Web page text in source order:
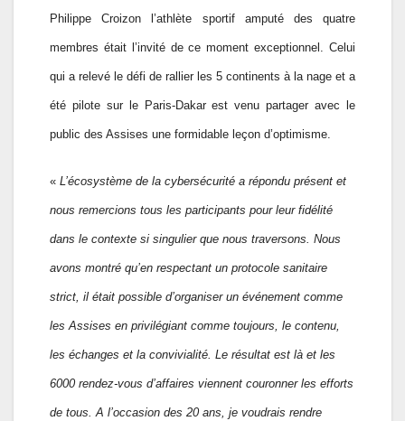
Philippe Croizon l’athlète sportif amputé des quatre
membres était l’invité de ce moment exceptionnel. Celui
qui a relevé le défi de rallier les 5 continents à la nage et a
été pilote sur le Paris-Dakar est venu partager avec le
public des Assises une formidable leçon d’optimisme.
« L’écosystème de la cybersécurité a répondu présent et
nous remercions tous les participants pour leur fidélité
dans le contexte si singulier que nous traversons. Nous
avons montré qu’en respectant un protocole sanitaire
strict, il était possible d’organiser un événement comme
les Assises en privilégiant comme toujours, le contenu,
les échanges et la convivialité. Le résultat est là et les
6000 rendez-vous d’affaires viennent couronner les efforts
de tous.A l’occasion des 20 ans, je voudrais rendre